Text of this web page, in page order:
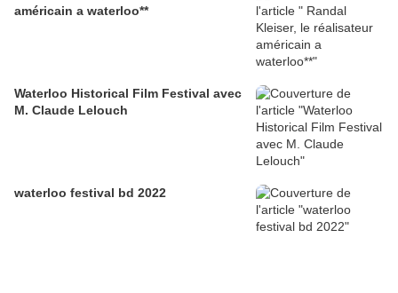
américain a waterloo**
Waterloo Historical Film Festival avec
M. Claude Lelouch
waterloo festival bd 2022